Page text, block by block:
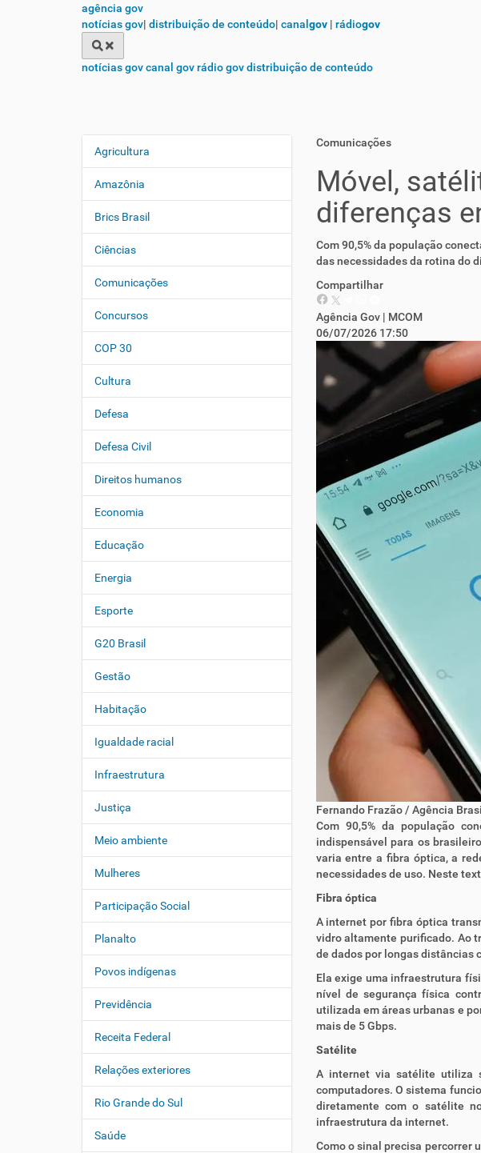
agência gov
notícias gov| distribuição de conteúdo| canal gov | rádiogov
notícias govcanal govrádio govdistribuição de conteúdo
Comunicações
Móvel,
diferenças
Com 90,5% da população
das necessidades da rotina do
Compartilhar
Agência Gov | MCOM
06/07/2026 17:50
Fernando Frazão / Agência Brasil
Com 90,5% da população
indispensável para os
varia entre a fibra óptica, a
necessidades de uso. Neste
Fibra óptica
A internet por fibra óptica
vidro altamente purificado. Ao
de dados por longas distâncias
Ela exige uma infraestrutura
nível de segurança física
utilizada em áreas urbanas e
mais de 5 Gbps.
Satélite
A internet via satélite utiliza
computadores. O sistema
diretamente com o satélite
infraestrutura da internet.
Como o sinal precisa percorrer
N
e
g
a
ç
ã
o
Agricultura
Amazônia
Brics Brasil
Ciências
Comunicações
Concursos
COP 30
Cultura
Defesa
Defesa Civil
Direitos humanos
Economia
Educação
Energia
Esporte
G20 Brasil
Gestão
Habitação
Igualdade racial
Infraestrutura
Justiça
Meio ambiente
Mulheres
Participação Social
Planalto
Povos indígenas
Previdência
Receita Federal
Relações exteriores
Rio Grande do Sul
Saúde